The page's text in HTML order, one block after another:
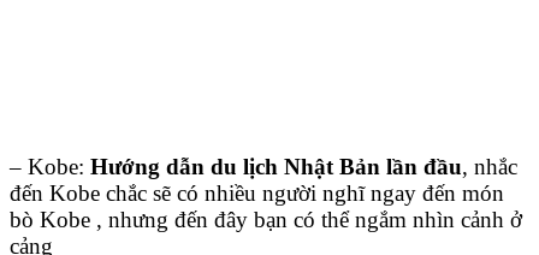
– Kobe: Hướng dẫn du lịch Nhật Bản lần đầu, nhắc
đến Kobe chắc sẽ có nhiều người nghĩ ngay đến món
bò Kobe , nhưng đến đây bạn có thể ngắm nhìn cảnh ở
cảng